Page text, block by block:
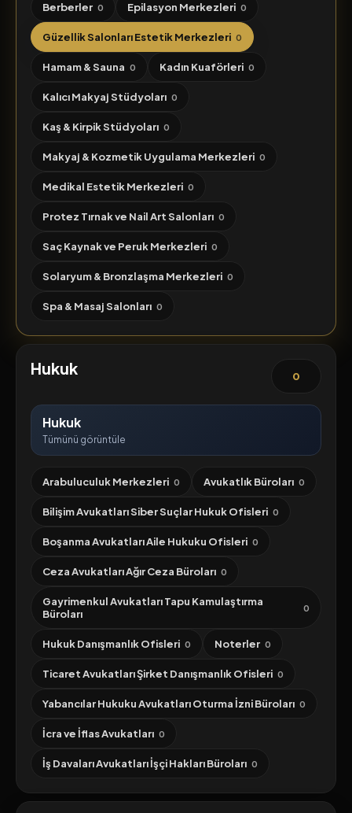
Berberler 0 Epilasyon Merkezleri 0
Güzellik Salonları Estetik Merkezleri 0
Hamam & Sauna 0 Kadın Kuaförleri 0
Kalıcı Makyaj Stüdyoları 0
Kaş & Kirpik Stüdyoları 0
Makyaj & Kozmetik Uygulama Merkezleri 0
Medikal Estetik Merkezleri 0
Protez Tırnak ve Nail Art Salonları 0
Saç Kaynak ve Peruk Merkezleri 0
Solaryum & Bronzlaşma Merkezleri 0
Spa & Masaj Salonları 0
Hukuk 0
Hukuk
Tümünü görüntüle
Arabuluculuk Merkezleri 0 Avukatlık Büroları 0
Bilişim Avukatları Siber Suçlar Hukuk Ofisleri 0
Boşanma Avukatları Aile Hukuku Ofisleri 0
Ceza Avukatları Ağır Ceza Büroları 0
Gayrimenkul Avukatları Tapu Kamulaştırma
Büroları
0
Hukuk Danışmanlık Ofisleri 0 Noterler 0
Ticaret Avukatları Şirket Danışmanlık Ofisleri 0
Yabancılar Hukuku Avukatları Oturma İzni Büroları 0
İcra ve İflas Avukatları 0
İş Davaları Avukatları İşçi Hakları Büroları 0